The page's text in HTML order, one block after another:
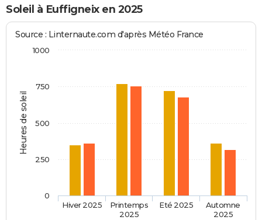
Soleil à Euffigneix en 2025
Heures de soleil
Source : Linternaute.com d'après Météo France
Hiver 2025
Printemps
2025
Eté 2025
Automne
2025
0
1000
250
500
750